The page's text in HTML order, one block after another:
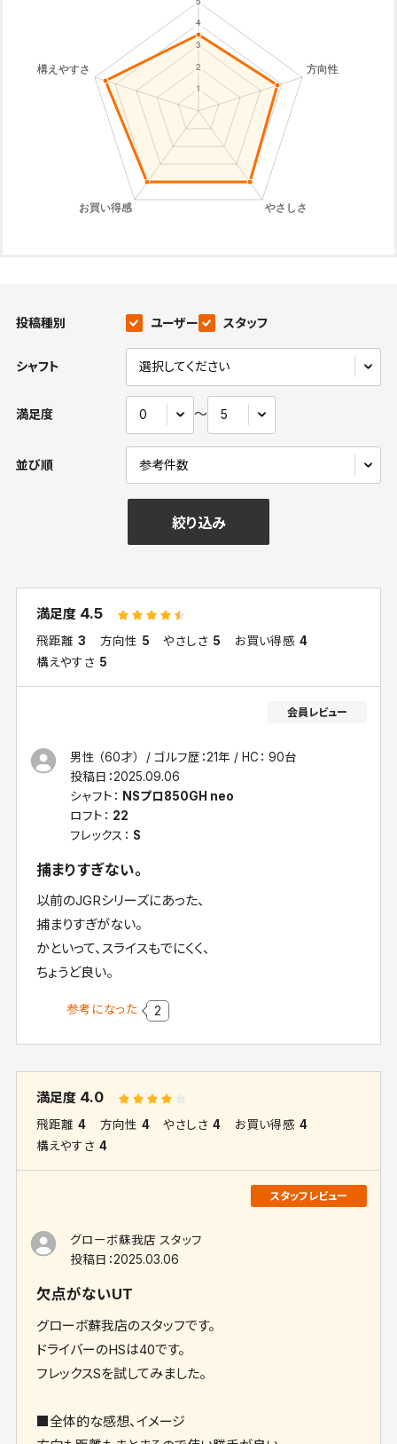
投稿種別 ユーザー スタッフ
シャフト
満足度 〜
並び順
絞り込み
満足度 4.5
飛距離 3 方向性 5 やさしさ 5 お買い得感 4
構えやすさ 5
男性 （60才） ゴルフ歴：21年
HC： 90台
投稿日：2025.09.06
シャフト： NSプロ850GH neo
ロフト： 22
フレックス： S
捕まりすぎない。
以前のJGRシリーズにあった、
捕まりすぎがない。
かといって、スライスもでにくく、
ちょうど良い。
参考になった 2
満足度 4.0
飛距離 4 方向性 4 やさしさ 4 お買い得感 4
構えやすさ 4
グローボ蘇我店 スタッフ
投稿日：2025.03.06
欠点がないUT
グローボ蘇我店のスタッフです。
ドライバーのHSは40です。
フレックスSを試してみました。
■全体的な感想、イメージ